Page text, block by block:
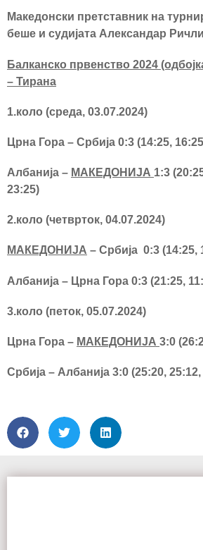
Македонски претставник на
беше и судијата Александар
Балканско првенство 2024
– Тирана
1.коло (среда, 03.07.2024)
Црна Гора – Србија 0:3 (14:25,
Албанија – МАКЕДОНИЈА 1:3
23:25)
2.коло (четврток, 04.07.2024)
МАКЕДОНИЈА – Србија 0:3 (14:25,
Албанија – Црна Гора 0:3 (21:25,
3.коло (петок, 05.07.2024)
Црна Гора – МАКЕДОНИЈА 3:0
Србија – Албанија 3:0 (25:20,